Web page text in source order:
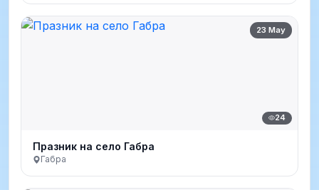
23 May
24
Празник на село Габра
Габра